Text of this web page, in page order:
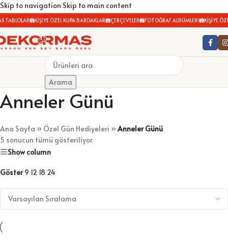
Skip to navigation Skip to main content
TABLOLAR KİŞİYE ÖZEL KUPA BARDAKLAR ÇERÇEVELER FOTOĞRAF ALBÜMLERİ KİŞİYE
Arama
Anneler Günü
Ana Sayfa » Özel Gün Hediyeleri »Anneler Günü
5 sonucun tümü gösteriliyor
Show column
Göster9 12 18 24